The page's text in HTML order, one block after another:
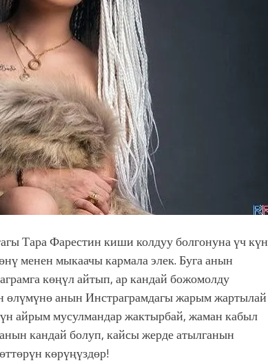
темадагы
дагы катышса жакшы
Тара Фарестин киши колдуу болгонуна үч күн
менен мыкаачы кармала элек. Буга анын
көңүл айтып, ар кандай божомолду
анын Инстраграмдагы жарым жартылай
айрым мусулмандар жактырбай, жаман кабыл
кандай болуп, кайсы жерде атылганын
көрүңүздөр!